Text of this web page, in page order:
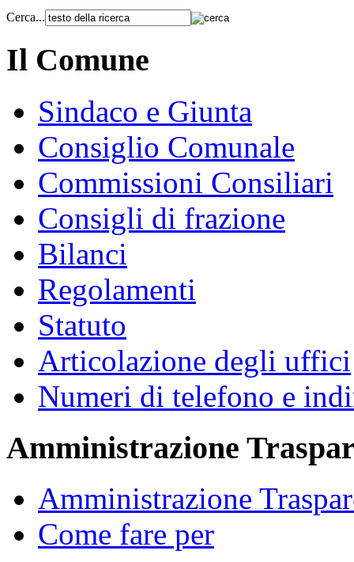
Cerca...
Il Comune
Sindaco e Giunta
Consiglio Comunale
Commissioni Consiliari
Consigli di frazione
Bilanci
Regolamenti
Statuto
Articolazione degli uffici
Numeri di telefono e
Amministrazione
Amministrazione
Come fare per